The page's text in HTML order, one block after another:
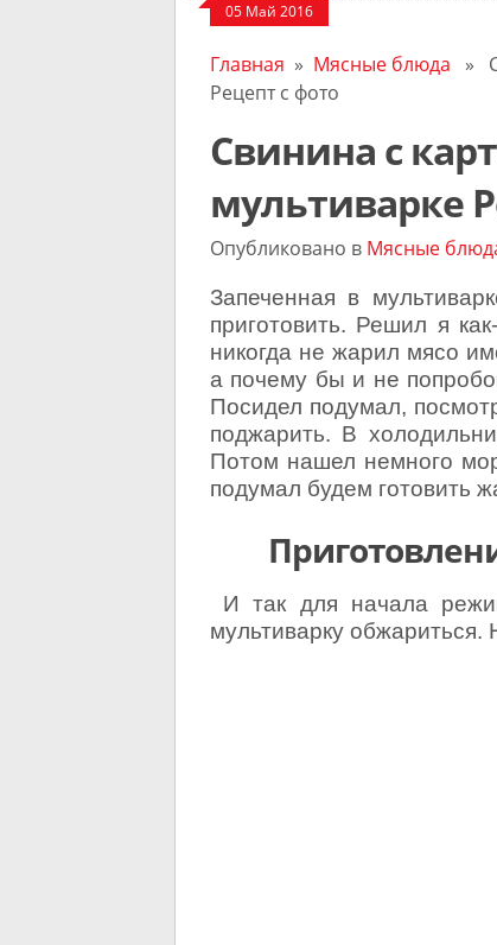
05 Май 2016
Главная » Мясные блюда »
Рецепт с фото
Свинина с
мультиварке
Опубликовано в Мясные
Запеченная в
приготовить. Решил я
никогда не жарил мясо
а почему бы и не
Посидел подумал,
поджарить. В
Потом нашел немного
подумал будем готовить
И так для начала
мультиварку